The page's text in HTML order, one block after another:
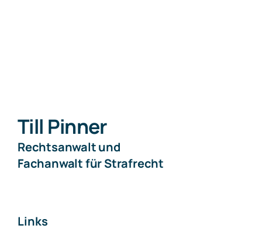
Till Pinner
Rechtsanwalt und
Fachanwalt für Strafrecht
Links